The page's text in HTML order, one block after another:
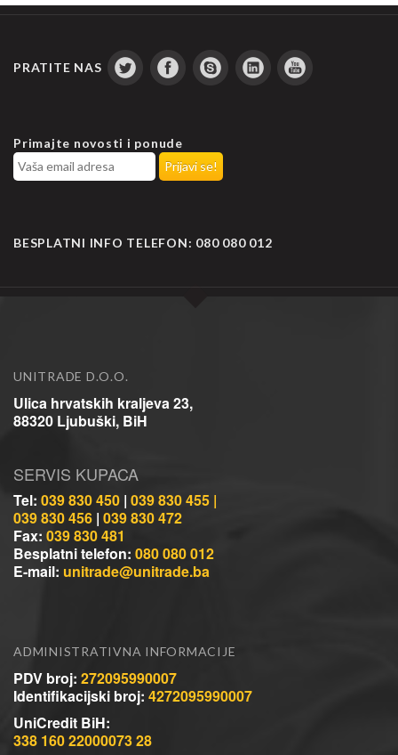
PRATITE NAS
Primajte novosti i ponude
BESPLATNI INFO TELEFON: 080 080 012
UNITRADE D.O.O.
Ulica hrvatskih kraljeva 23,
88320 Ljubuški, BiH
SERVIS KUPACA
Tel: 039 830 450 | 039 830 455 |
039 830 456 | 039 830 472
Fax: 039 830 481
Besplatni telefon: 080 080 012
E-mail: unitrade@unitrade.ba
ADMINISTRATIVNA INFORMACIJE
PDV broj: 272095990007
Identifikacijski broj: 4272095990007
UniCredit BiH:
338 160 22000073 28